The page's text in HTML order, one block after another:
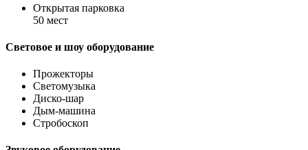
Открытая парковка
50 мест
Световое и шоу оборудование
Прожекторы
Светомузыка
Диско-шар
Дым-машина
Стробоскоп